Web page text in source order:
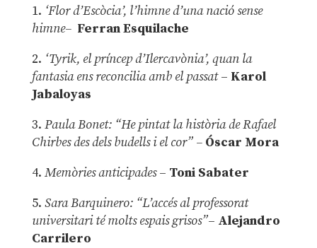
1. ‘Flor d’Escòcia’, l’himne d’una nació sense
himne– Ferran Esquilache
2. ‘Tyrik, el príncep d’Ilercavònia’, quan la
fantasia ens reconcilia amb el passat– Karol
Jabaloyas
3. Paula Bonet: “He pintat la història de Rafael
Chirbes des dels budells i el cor” –Óscar Mora
4. Memòries anticipades– Toni Sabater
5. Sara Barquinero: “L’accés al professorat
universitari té molts espais grisos”– Alejandro
Carrilero